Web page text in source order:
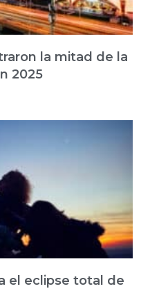
la mitad de la
2025
el eclipse total de